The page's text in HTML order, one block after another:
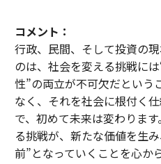
コメント：
行政、民間、そして投資の
のは、社会を変える挑戦に
性”の両立が不可欠だという
なく、それを社会に根付く
で、初めて未来は変わりま
る挑戦が、新たな価値を生
前”となっていくことを心か